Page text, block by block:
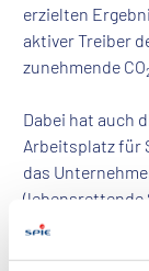
erzielten
aktiver Treiber
zunehmende CO
Dabei hat auch
Arbeitsplatz für
das
(lebensrettende
eingeführt und